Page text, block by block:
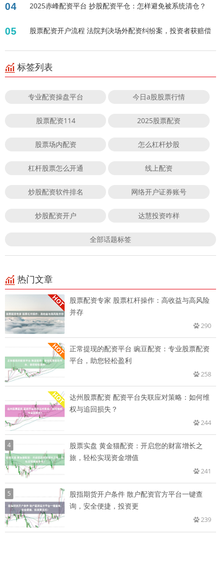
04 2025赤峰配资平台 抄股配资平仓：怎样避免被系统清仓？
05 股票配资开户流程 法院判决场外配资纠纷案，投资者获赔偿
标签列表
专业配资操盘平台 今日a股股票行情
股票配资114 2025股票配资
股票场内配资 怎么杠杆炒股
杠杆股票怎么开通 线上配资
炒股配资软件排名 网络开户证券账号
炒股配资开户 达慧投资咋样
全部话题标签
热门文章
股票配资专家 股票杠杆操作：高收益与高风险
并存
290
正常提现的配资平台 豌豆配资：专业股票配资
平台，助您轻松盈利
258
达州股票配资 配资平台失联应对策略：如何维
权与追回损失？
244
4
股票实盘 黄金猫配资：开启您的财富增长之
旅，轻松实现资金增值
241
5
股指期货开户条件 散户配资官方平台一键查
询，安全便捷，投资更
239